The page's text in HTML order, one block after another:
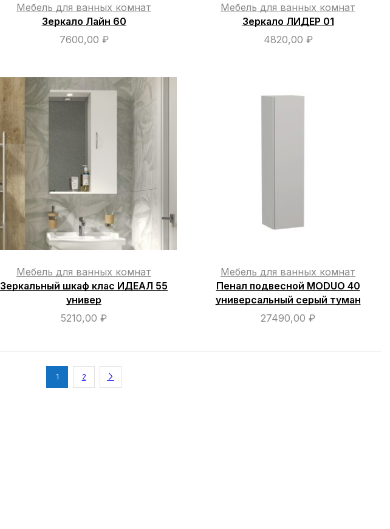
Мебель для ванных комнат
Зеркало Лайн 60
7600,00 ₽
Мебель для ванных комнат
Зеркало ЛИДЕР 01
4820,00 ₽
Мебель для ванных комнат
Зеркальный шкаф клас ИДЕАЛ 55
универ
5210,00 ₽
Мебель для ванных комнат
Пенал подвесной MODUO 40
универсальный серый туман
27490,00 ₽
1 2